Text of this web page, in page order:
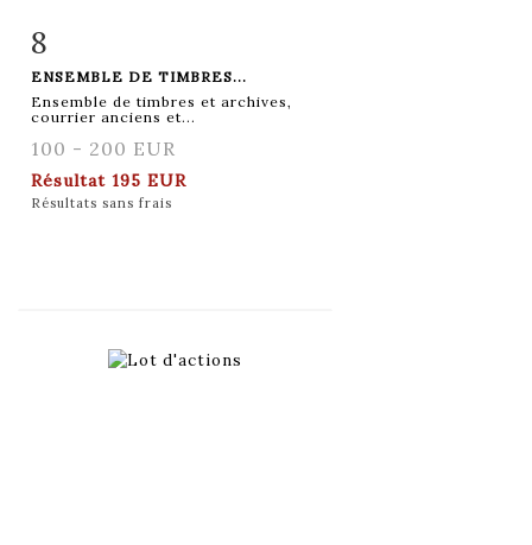
Fiche détaillée
8
ENSEMBLE DE TIMBRES...
Ensemble de timbres et archives,
courrier anciens et...
100 - 200 EUR
Résultat 195 EUR
Résultats sans frais